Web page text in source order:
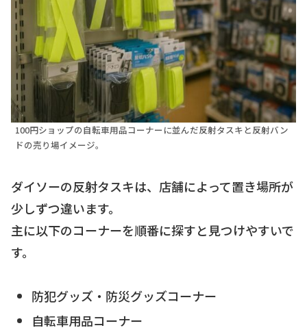
100円ショップの自転車用品コーナーに並んだ反射タスキと反射バン
ドの売り場イメージ。
ダイソーの反射タスキは、店舗によって置き場所が
少しずつ違います。
主に以下のコーナーを順番に探すと見つけやすいで
す。
防犯グッズ・防災グッズコーナー
自転車用品コーナー